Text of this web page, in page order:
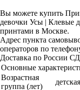
Вы можете купить
девочки Усы | Клевые
принтами в Москве.
Адрес пункта
операторов по
Доставка по России
Основные
Возрастная
группа (лет)